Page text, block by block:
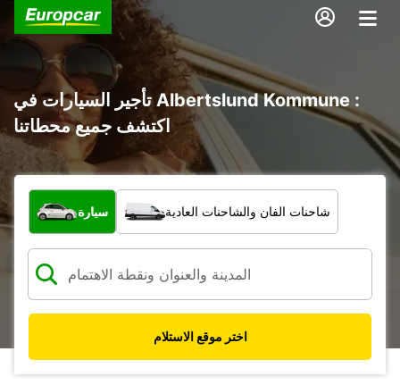
تأجير السيارات في Albertslund Kommune :
اكتشف جميع محطاتنا
ما نوع المركبة؟
سيارة شاحنات الفان والشاحنات العادية
اختر موقع الاستلام